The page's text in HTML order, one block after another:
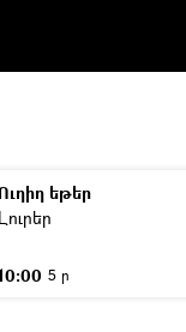
Ուղիղ եթեր
Լուրեր
5 ր